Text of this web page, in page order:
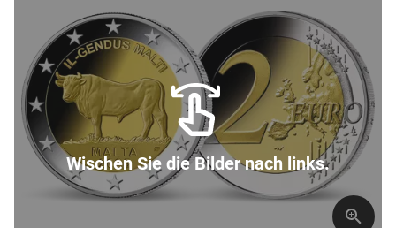
Wischen Sie die Bilder nach links.